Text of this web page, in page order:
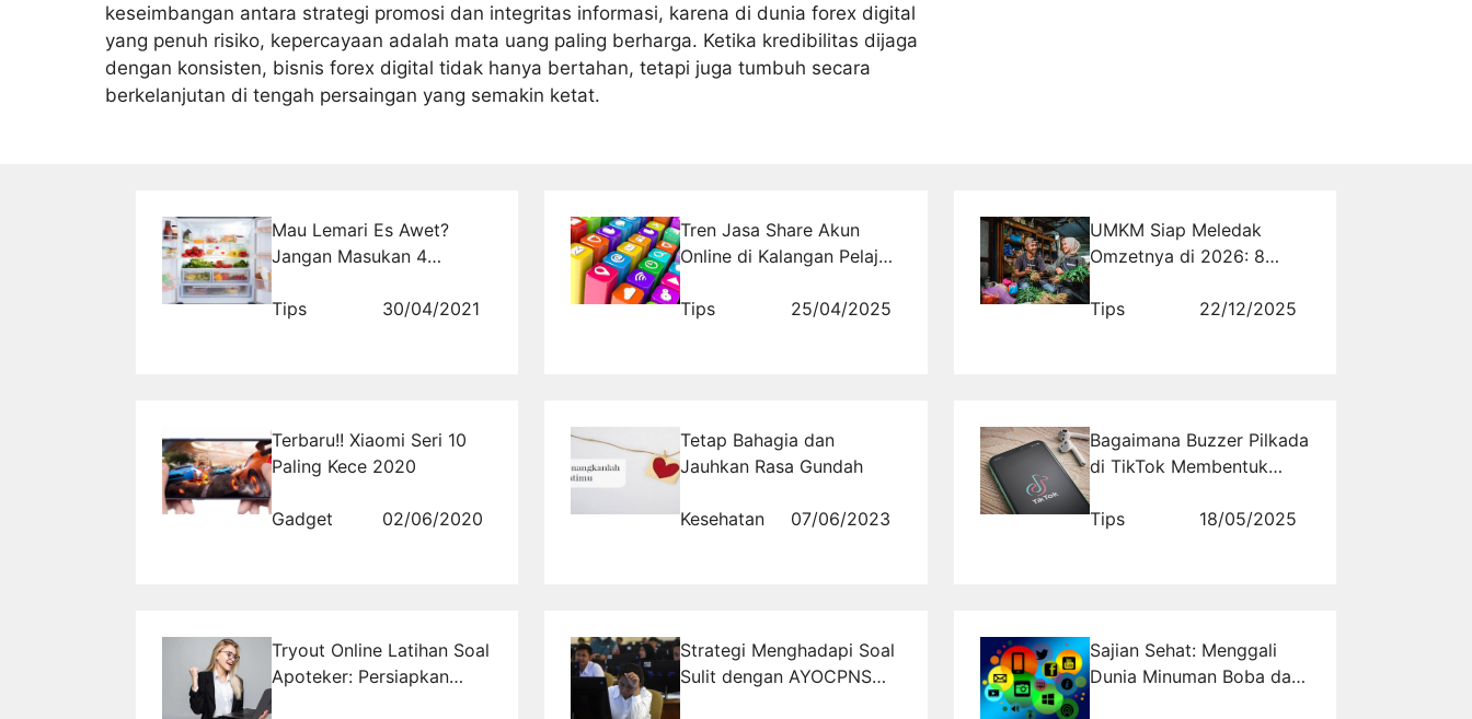
keseimbangan antara strategi promosi dan integritas informasi, karena di dunia forex digital
yang penuh risiko, kepercayaan adalah mata uang paling berharga. Ketika kredibilitas dijaga
dengan konsisten, bisnis forex digital tidak hanya bertahan, tetapi juga tumbuh secara
berkelanjutan di tengah persaingan yang semakin ketat.
Mau Lemari Es Awet?
Jangan Masukan 4
Tips
30/04/2021
Tren Jasa Share Akun
Online di Kalangan Pelajar
Tips
25/04/2025
UMKM Siap Meledak
Omzetnya di 2026: 8
Strategi Internet
Marketing 2026 yang
Tips 22/12/2025
Terbaru!! Xiaomi Seri 10
Paling Kece 2020
Gadget 02/06/2020
Tetap Bahagia dan
Jauhkan Rasa Gundah
Kesehatan 07/06/2023
Bagaimana Buzzer Pilkada
di TikTok Membentuk
Opini Publik dan Peran
Rajakomen.com dalam
Tips 18/05/2025
Tryout Online Latihan Soal
Apoteker: Persiapkan
Strategi Menghadapi Soal
Sulit dengan AYOCPNS
Sajian Sehat: Menggali
Dunia Minuman Boba dan